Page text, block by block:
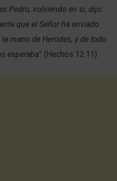
Pedro, volviendo en sí, dijo:
que el Señor ha enviado
mano de Herodes, y de todo
esperaba” (Hechos 12:11)